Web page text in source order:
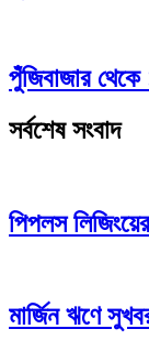
পুঁজিবাজার
সর্বশেষ সংবাদ
পিপলস
মার্জিন ঋণে